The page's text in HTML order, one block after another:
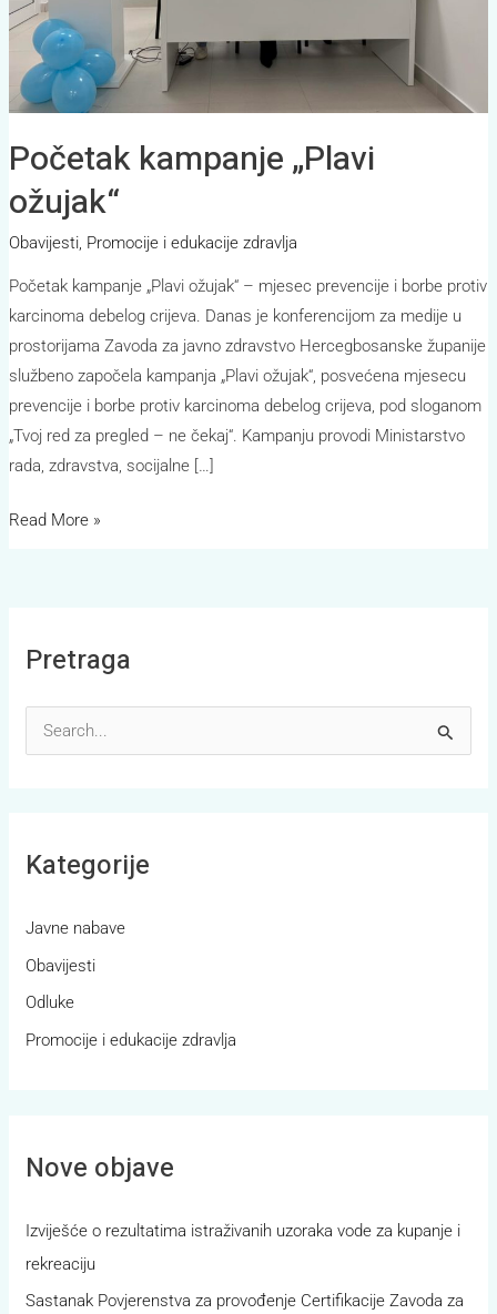
Početak kampanje „Plavi
ožujak“
Obavijesti, Promocije i edukacije zdravlja
Početak kampanje „Plavi ožujak“ – mjesec prevencije i borbe protiv
karcinoma debelog crijeva. Danas je konferencijom za medije u
prostorijama Zavoda za javno zdravstvo Hercegbosanske županije
službeno započela kampanja „Plavi ožujak“, posvećena mjesecu
prevencije i borbe protiv karcinoma debelog crijeva, pod sloganom
„Tvoj red za pregled – ne čekaj“. Kampanju provodi Ministarstvo
rada, zdravstva, socijalne […]
Read More »
Pretraga
c
f
o
r
:
Kategorije
Javne nabave
Obavijesti
Odluke
Promocije i edukacije zdravlja
Nove objave
Izviješće o rezultatima istraživanih uzoraka vode za kupanje i
rekreaciju
Sastanak Povjerenstva za provođenje Certifikacije Zavoda za